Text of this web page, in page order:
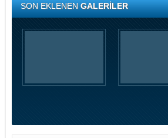
SON EKLENENGALERİLER